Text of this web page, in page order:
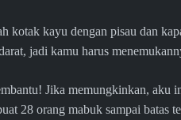
kotak kayu dengan pisau dan
jadi kamu harus
Jika memungkinkan, aku
28 orang mabuk sampai batas